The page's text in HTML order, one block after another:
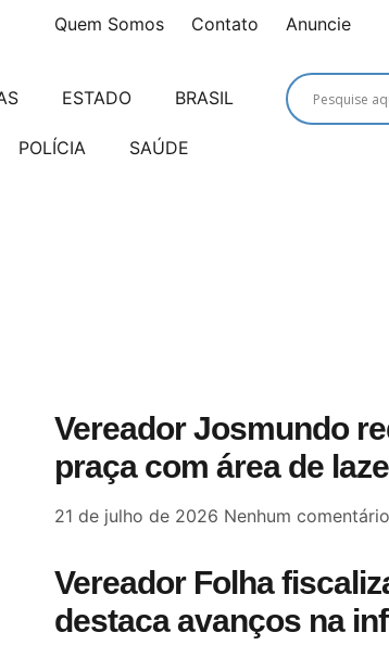
Quem Somos Contato Anuncie
ESTADO BRASIL
POLÍCIA SAÚDE
Vereador Josmundo
praça com área de
21 de julho de 2026 Nenhum comentário
Vereador Folha
destaca avanços na